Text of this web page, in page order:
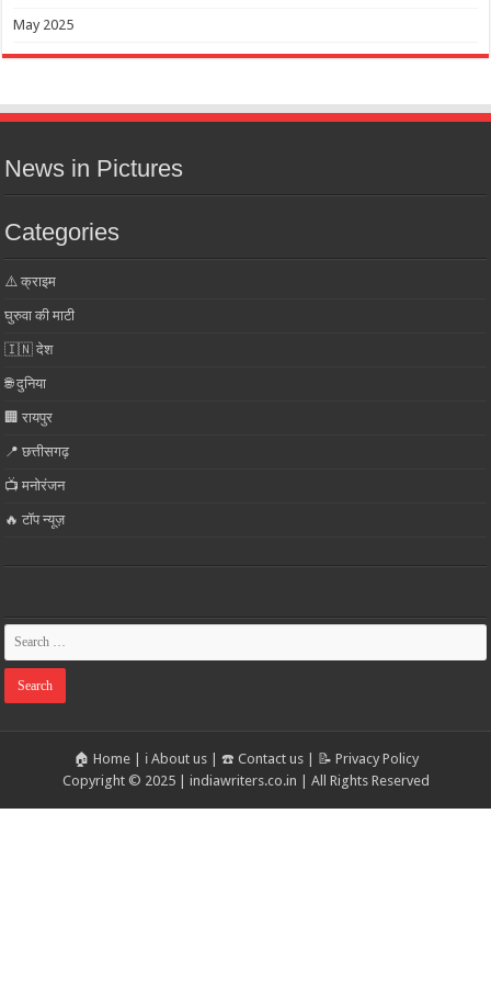
May 2025
News in Pictures
Categories
⚠️ क्राइम
घुरुवा की माटी
🇮🇳 देश
🌐 दुनिया
🏢 रायपुर
📍 छत्तीसगढ़
📺 मनोरंजन
🔥 टॉप न्यूज़
🏠 Home| ℹ️ About us| ☎️ Contact us|
📝 Privacy Policy
Copyright © 2025 | indiawriters.co.in | All Rights Reserved